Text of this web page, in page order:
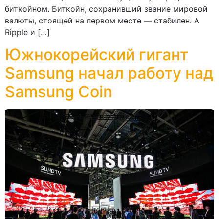
биткойном. Биткойн, сохранивший звание мировой
валюты, стоящей на первом месте — стабилен. А
Ripple и […]
Южнокорейский гигант
Samsung начал работу над
Samsung Coin